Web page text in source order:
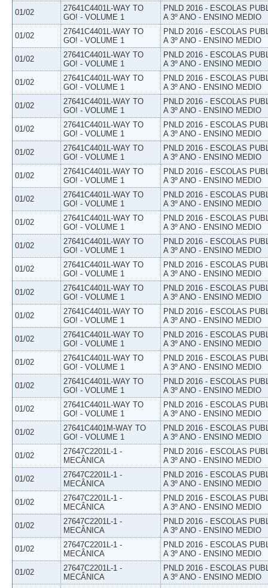
01/02
27641C4401L-WAY TO
GO! - VOLUME 1
PNLD 2016 - ESCOLAS
A 3º ANO - ENSINO MEDIO
01/02
27641C4401L-WAY TO
GO! - VOLUME 1
PNLD 2016 - ESCOLAS
A 3º ANO - ENSINO MEDIO
01/02
27641C4401L-WAY TO
GO! - VOLUME 1
PNLD 2016 - ESCOLAS
A 3º ANO - ENSINO MEDIO
01/02
27641C4401L-WAY TO
GO! - VOLUME 1
PNLD 2016 - ESCOLAS
A 3º ANO - ENSINO MEDIO
01/02
27641C4401L-WAY TO
GO! - VOLUME 1
PNLD 2016 - ESCOLAS
A 3º ANO - ENSINO MEDIO
01/02
27641C4401L-WAY TO
GO! - VOLUME 1
PNLD 2016 - ESCOLAS
A 3º ANO - ENSINO MEDIO
01/02
27641C4401L-WAY TO
GO! - VOLUME 1
PNLD 2016 - ESCOLAS
A 3º ANO - ENSINO MEDIO
01/02
27641C4401L-WAY TO
GO! - VOLUME 1
PNLD 2016 - ESCOLAS
A 3º ANO - ENSINO MEDIO
01/02
27641C4401L-WAY TO
GO! - VOLUME 1
PNLD 2016 - ESCOLAS
A 3º ANO - ENSINO MEDIO
01/02
27641C4401L-WAY TO
GO! - VOLUME 1
PNLD 2016 - ESCOLAS
A 3º ANO - ENSINO MEDIO
01/02
27641C4401L-WAY TO
GO! - VOLUME 1
PNLD 2016 - ESCOLAS
A 3º ANO - ENSINO MEDIO
01/02
27641C4401L-WAY TO
GO! - VOLUME 1
PNLD 2016 - ESCOLAS
A 3º ANO - ENSINO MEDIO
01/02
27641C4401L-WAY TO
GO! - VOLUME 1
PNLD 2016 - ESCOLAS
A 3º ANO - ENSINO MEDIO
01/02
27641C4401L-WAY TO
GO! - VOLUME 1
PNLD 2016 - ESCOLAS
A 3º ANO - ENSINO MEDIO
01/02
27641C4401L-WAY TO
GO! - VOLUME 1
PNLD 2016 - ESCOLAS
A 3º ANO - ENSINO MEDIO
01/02
27641C4401L-WAY TO
GO! - VOLUME 1
PNLD 2016 - ESCOLAS
A 3º ANO - ENSINO MEDIO
01/02
27641C4401L-WAY TO
GO! - VOLUME 1
PNLD 2016 - ESCOLAS
A 3º ANO - ENSINO MEDIO
01/02
27641C4401L-WAY TO
GO! - VOLUME 1
PNLD 2016 - ESCOLAS
A 3º ANO - ENSINO MEDIO
01/02
27641C4401M-WAY TO
GO! - VOLUME 1
PNLD 2016 - ESCOLAS
A 3º ANO - ENSINO MEDIO
01/02
27647C2201L-1 -
MECÂNICA
PNLD 2016 - ESCOLAS
A 3º ANO - ENSINO MEDIO
01/02
27647C2201L-1 -
MECÂNICA
PNLD 2016 - ESCOLAS
A 3º ANO - ENSINO MEDIO
01/02
27647C2201L-1 -
MECÂNICA
PNLD 2016 - ESCOLAS
A 3º ANO - ENSINO MEDIO
01/02
27647C2201L-1 -
MECÂNICA
PNLD 2016 - ESCOLAS
A 3º ANO - ENSINO MEDIO
01/02
27647C2201L-1 -
MECÂNICA
PNLD 2016 - ESCOLAS
A 3º ANO - ENSINO MEDIO
01/02
27647C2201L-1 -
MECÂNICA
PNLD 2016 - ESCOLAS
A 3º ANO - ENSINO MEDIO